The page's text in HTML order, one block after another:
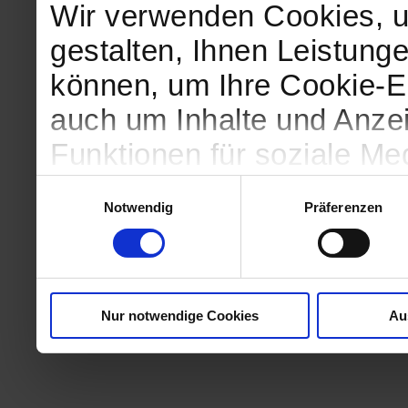
Wir verwenden Cookies,
gestalten, Ihnen
können, um Ihre Cookie-
auch um Inhalte und
Funktionen für soziale
geben wir Informationen
Website an unsere
und Analysen weiter, die
kein angemessenes
in denen Sie Ihre Rechte
Notwendig
Präferenzen
Nur notwendige Cookies